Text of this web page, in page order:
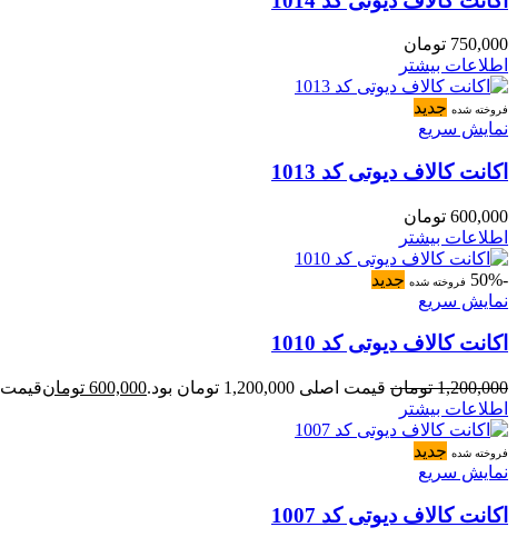
750,000 تومان
اطلاعات بیشتر
فروخته شده جدید
نمایش سریع
اکانت کالاف دیوتی کد 1013
600,000 تومان
اطلاعات بیشتر
-50% فروخته شده جدید
نمایش سریع
اکانت کالاف دیوتی کد 1010
1,200,000 تومان قیمت اصلی 1,200,000 تومان بود. 600,000 تومانقیمت فعلی
اطلاعات بیشتر
فروخته شده جدید
نمایش سریع
اکانت کالاف دیوتی کد 1007